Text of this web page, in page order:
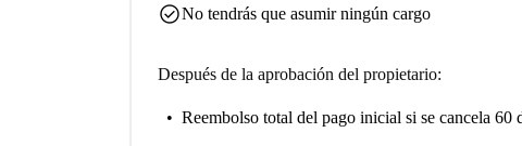
check_circleNo tendrás que asumir ningún cargo
Después de la aprobación del propietario:
Reembolso total del pago inicial si se cancela 60